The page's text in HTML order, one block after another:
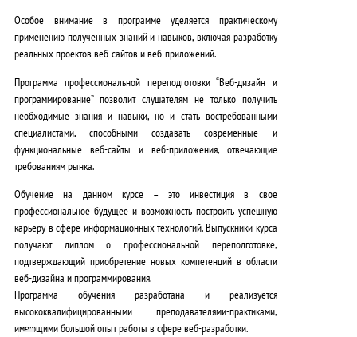
Особое внимание в программе уделяется практическому
применению полученных знаний и навыков, включая разработку
реальных проектов веб-сайтов и веб-приложений.
Программа профессиональной переподготовки “Веб-дизайн и
программирование” позволит слушателям не только получить
необходимые знания и навыки, но и стать востребованными
специалистами, способными создавать современные и
функциональные веб-сайты и веб-приложения, отвечающие
требованиям рынка.
Обучение на данном курсе – это инвестиция в свое
профессиональное будущее и возможность построить успешную
карьеру в сфере информационных технологий. Выпускники курса
получают диплом о профессиональной переподготовке,
подтверждающий приобретение новых компетенций в области
веб-дизайна и программирования.
Программа обучения разработана и реализуется
высококвалифицированными преподавателями-практиками,
имеющими большой опыт работы в сфере веб-разработки.